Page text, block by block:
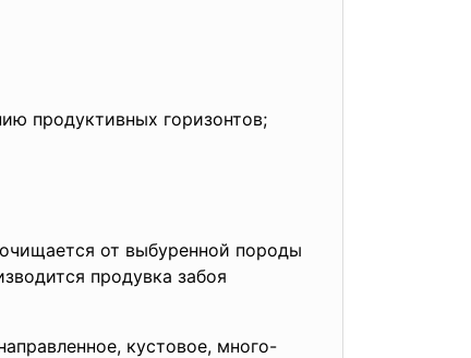
продуктивных горизонтов;
от выбуренной породы
продувка забоя
кустовое, много-